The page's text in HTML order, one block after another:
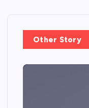
Other Story